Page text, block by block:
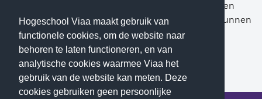
Hogeschool Viaa maakt gebruik van
functionele cookies, om de website naar
behoren te laten functioneren, en van
analytische cookies waarmee Viaa het
gebruik van de website kan meten. Deze
cookies gebruiken geen persoonlijke
maat voor je eigen organisatie? Of organiseer je een
evenement waar wij een waardevolle toevoeging kunnen
zijn?
Neem dan contact met ons op